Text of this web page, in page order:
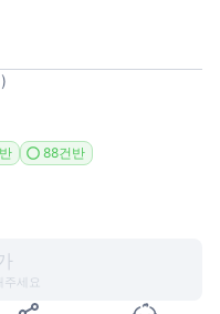
)
88건반
주세요